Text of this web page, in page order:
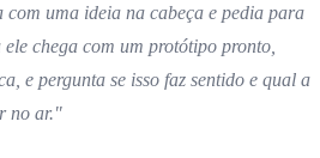
com uma ideia na cabeça e pedia para
chega com um protótipo pronto,
e pergunta se isso faz sentido e qual a
no ar."